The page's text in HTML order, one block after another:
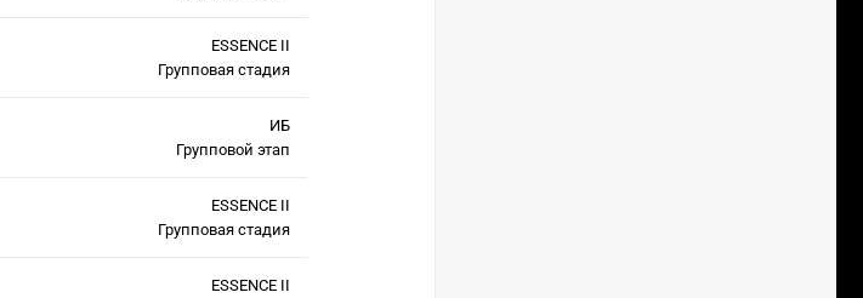
ESSENCE II
Групповая стадия
ИБ
Групповой этап
ESSENCE II
Групповая стадия
ESSENCE II